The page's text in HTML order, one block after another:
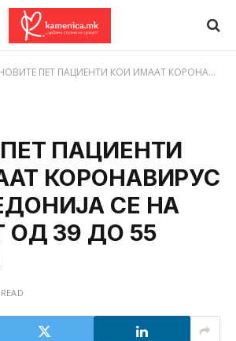
ПЕТ ПАЦИЕНТИ КОИ ИМААТ КОРОНАВИРУС ВО МАКЕДОНИЈА СЕ НА ВОЗРАСТ ОД 39 ДО 55 ГОДИНИ
ПАЦИЕНТИ
КОРОНАВИРУС
СЕ НА
ОД 39 ДО 55